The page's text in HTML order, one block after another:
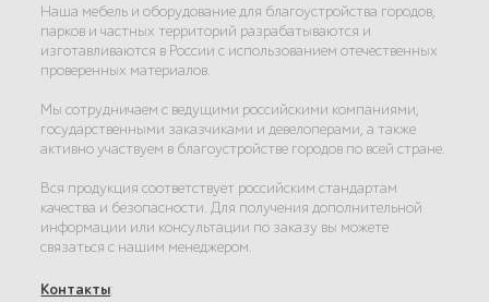
Наша мебель и оборудование для благоустройства городов,
парков и частных территорий разрабатываются и
изготавливаются в России с использованием отечественных
проверенных материалов.
Мы сотрудничаем с ведущими российскими компаниями,
государственными заказчиками и девелоперами, а также
активно участвуем в благоустройстве городов по всей стране.
Вся продукция соответствует российским стандартам
качества и безопасности. Для получения дополнительной
информации или консультации по заказу вы можете
связаться с нашим менеджером.
Контакты: